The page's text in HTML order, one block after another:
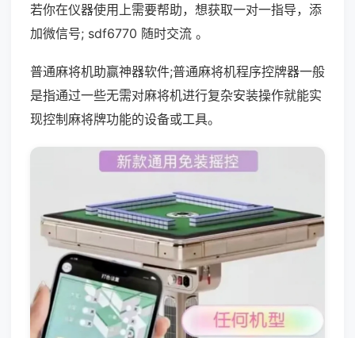
若你在仪器使用上需要帮助，想获取一对一指导，添
加微信号; sdf6770 随时交流 。
普通麻将机助赢神器软件;普通麻将机程序控牌器一般
是指通过一些无需对麻将机进行复杂安装操作就能实
现控制麻将牌功能的设备或工具。